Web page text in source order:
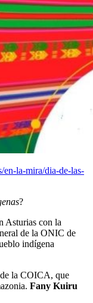
en-la-mira/dia-de-las-
?
Asturias con la
de la ONIC de
indígena
la COICA, que
Fany Kuiru